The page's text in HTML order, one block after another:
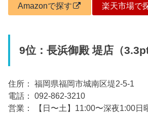
Amazonで探す 楽天市場で
9位：長浜御殿 堤店（3.3pt
住所： 福岡県福岡市城南区堤2-5-1
電話： 092-862-3210
営業： 【日〜土】11:00〜深夜1:00日